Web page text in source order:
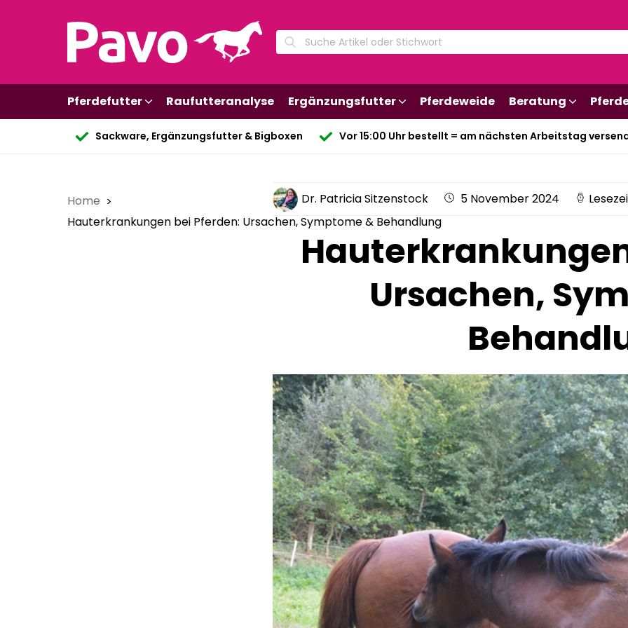
Pferdefutter Raufutteranalyse Ergänzungsfutter Pferdeweide Beratung
Sackware, Ergänzungsfutter & Bigboxen Vor 15:00 Uhr bestellt = am nächsten Arbeitstag
Home
Hauterkrankungen bei Pferden: Ursachen, Symptome & Behandlung
Dr. Patricia Sitzenstock 5 November 2024
Ursachen,